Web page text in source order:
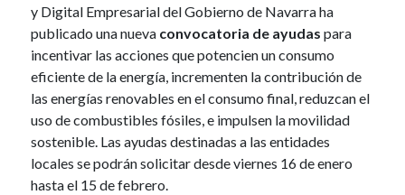
y Digital Empresarial del Gobierno de Navarra ha
publicado una nueva convocatoria de ayudas para
incentivar las acciones que potencien un consumo
eficiente de la energía, incrementen la contribución de
las energías renovables en el consumo final, reduzcan el
uso de combustibles fósiles, e impulsen la movilidad
sostenible. Las ayudas destinadas a las entidades
locales se podrán solicitar desde viernes 16 de enero
hasta el 15 de febrero.